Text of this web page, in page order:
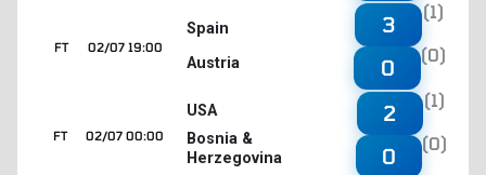
02/07 19:00
FT
Spain
Austria
3
(1)
0
(0)
02/07 00:00
FT
USA
Bosnia &
Herzegovina
2
(1)
0
(0)